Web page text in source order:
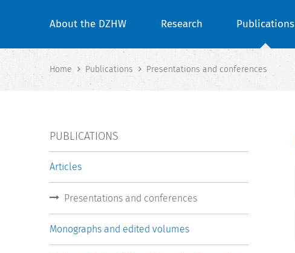
About the DZHW Research Publications
Home Publications Presentations and conferences
PUBLICATIONS
Articles
Presentations and conferences
Monographs and edited volumes